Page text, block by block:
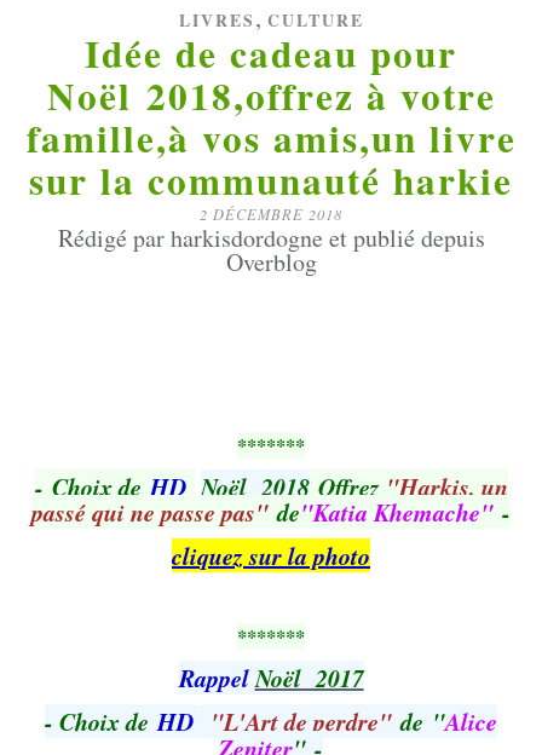
LIVRES , CULTURE
Idée de cadeau pour
Noël 2018,offrez à votre
famille,à vos amis,un livre
sur la communauté harkie
2 DÉCEMBRE 2018
Rédigé par harkisdordogne et publié depuis
Overblog
*******
- Choix de HD Noël 2018 Offrez "Harkis, un
passé qui ne passe pas" de"Katia Khemache" -
cliquez sur la photo
*******
RappelNoël 2017
- Choix deHD "L'Art de perdre"de "Alice
Zeniter" -